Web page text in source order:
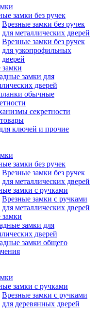
замки без ручек
Врезные замки без ручек
для металлических дверей
Врезные замки без ручек
для узкопрофильных
дверей
замки для
дверей
обычные
секретности
ключей и прочие
замки без ручек
Врезные замки без ручек
для металлических дверей
замки с ручками
Врезные замки с ручками
для металлических дверей
замки для
дверей
замки общего
замки с ручками
Врезные замки с ручками
для деревянных дверей